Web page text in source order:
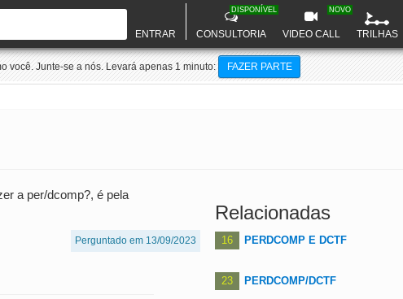
ENTRAR CONSULTORIA
DISPONÍVEL
VIDEO CALL
NOVO
TRILHAS
você. Junte-se a nós. Levará apenas 1 minuto: FAZER PARTE
a per/dcomp?, é pela
Perguntado em 13/09/2023
Relacionadas
16 PERDCOMP E DCTF
23 PERDCOMP/DCTF